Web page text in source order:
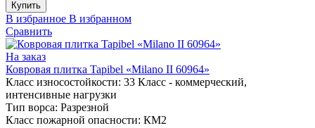
Купить
В избранное В избранном
Сравнить
На заказ
Ковровая плитка Tapibel «Milano II 60964»
Класс износостойкости: 33 Класс - коммерческий,
интенсивные нагрузки
Тип ворса: Разрезной
Класс пожарной опасности: КМ2